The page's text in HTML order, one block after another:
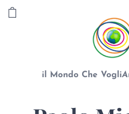
il Mondo Che VogliA